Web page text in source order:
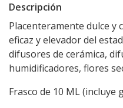
Descripción
Placenteramente dulce y
eficaz y elevador del
difusores de cerámica,
humidificadores, flores
Frasco de 10 ML (incluye